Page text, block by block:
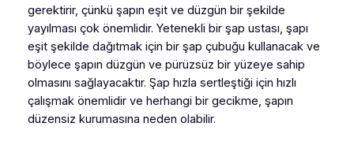
gerektirir, çünkü şapın eşit ve düzgün bir şekilde
yayılması çok önemlidir. Yetenekli bir şap ustası, şapı
eşit şekilde dağıtmak için bir şap çubuğu kullanacak ve
böylece şapın düzgün ve pürüzsüz bir yüzeye sahip
olmasını sağlayacaktır. Şap hızla sertleştiği için hızlı
çalışmak önemlidir ve herhangi bir gecikme, şapın
düzensiz kurumasına neden olabilir.